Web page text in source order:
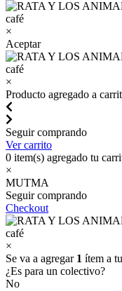
×
Aceptar
×
Producto agregado a
Seguir comprando
Ver carrito
0 item(s) agregado tu
×
MUTMA
Seguir comprando
Checkout
×
Se va a agregar 1 ítem a
¿Es para un colectivo?
No